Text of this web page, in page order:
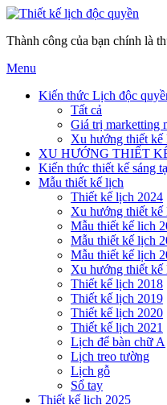
Thành công của bạn chính là
Menu
Kiến thức Lịch độc
Tất cả
Giá trị marketting
Xu hướng thiết kế
XU HƯỚNG THIẾT
Kiến thức thiết kế sáng
Mẫu thiết kế lịch
Thiết kế lịch 2024
Xu hướng thiết kế
Mẫu thiết kế lich
Mẫu thiết kế lịch
Mẫu thiết kế lịch
Xu hướng thiết kế
Thiết kế lịch 2018
Thiết kế lịch 2019
Thiết kế lịch 2020
Thiết kế lịch 2021
Lịch để bàn chữ A
Lịch treo tường
Lịch gỗ
Sổ tay
Thiết kế lịch 2025